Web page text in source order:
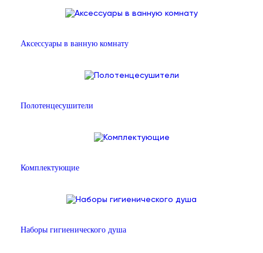
Аксессуары в ванную комнату
Полотенцесушители
Комплектующие
Наборы гигиенического душа